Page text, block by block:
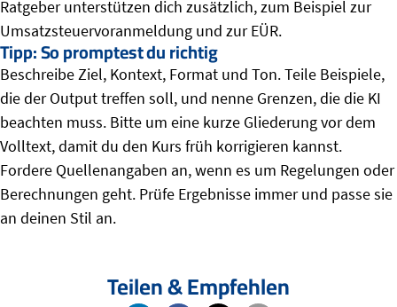
Ratgeber unterstützen dich zusätzlich, zum Beispiel zur
Umsatzsteuervoranmeldung und zur EÜR.
Tipp: So promptest du richtig
Beschreibe Ziel, Kontext, Format und Ton. Teile Beispiele,
die der Output treffen soll, und nenne Grenzen, die die KI
beachten muss. Bitte um eine kurze Gliederung vor dem
Volltext, damit du den Kurs früh korrigieren kannst.
Fordere Quellenangaben an, wenn es um Regelungen oder
Berechnungen geht. Prüfe Ergebnisse immer und passe sie
an deinen Stil an.
Teilen & Empfehlen